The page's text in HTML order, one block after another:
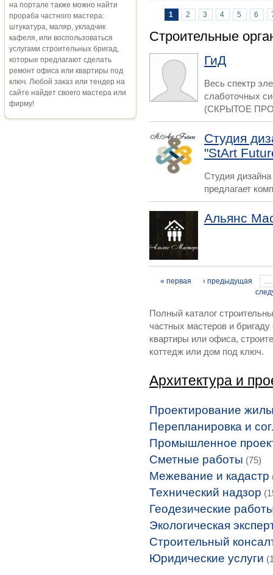
на портале также можно найти
прораба частного мастера:
штукатура, маляр, укладчик
кафеля, или воспользоваться
услугами строительных бригад,
которые предлагают сделать
ремонт офиса или квартиры под
ключ. Любой заказ или тендер на
сайте найдет своего мастера или
фирму!
Страницы
1 2 3 4 5 6
Строительные
ГиД
Весь спектр
слаботочных
(СКРЫТОЕ
Студия
"StArt
Студия
предлагает
Альянс
Страницы
« первая ‹ предыдущая
…
Полный каталог
частных мастеров и
квартиры или офиса,
коттедж или дом под ключ.
Архитектура и
Проектирование
Перепланировка и
Промышленное
Сметные работы (75)
Межевание и кадастр
Технический надзор
Геодезические
Экологическая
Строительный
Юридические услуги